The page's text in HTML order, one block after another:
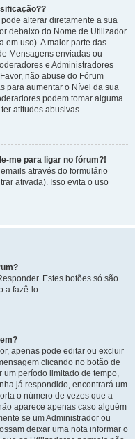
alterar diretamente a sua
debaixo do Nome de Utilizador
em uso). A maior parte das
Mensagens enviadas ou
e Administradores
não abuse do Fórum
para aumentar o Nível da sua
podem tomar alguma
atitudes abusivas.
me para ligar no fórum?!
através do formulário
ativada). Isso evita o uso
Estes botões só são
a fazê-lo.
apenas pode editar ou excluir
clicando no botão de
um período limitado de tempo,
já respondido, encontrará um
o número de vezes que a
aparece apenas caso alguém
se um Administrador ou
deixar uma nota informar o